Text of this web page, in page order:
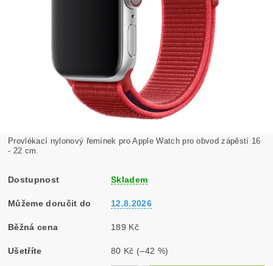
Provlékací nylonový řemínek pro Apple Watch pro obvod zápěstí 16
- 22 cm.
Dostupnost Skladem
Můžeme doručit do 12.8.2026
Běžná cena 189 Kč
Ušetříte 80 Kč (–42 %)